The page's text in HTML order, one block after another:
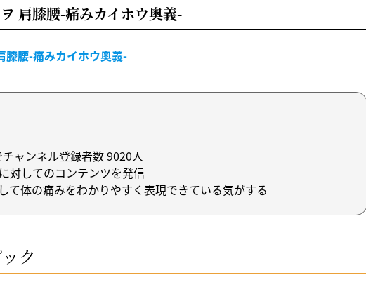
肩膝腰-痛みカイホウ奥義-
膝腰-痛みカイホウ奥義-
チャンネル登録者数 9020人
対してのコンテンツを発信
て体の痛みをわかりやすく表現できている気がする
ク